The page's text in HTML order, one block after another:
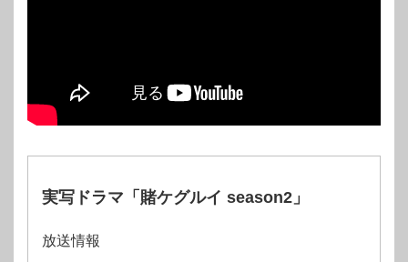
実写ドラマ「賭ケグルイ season2」
放送情報